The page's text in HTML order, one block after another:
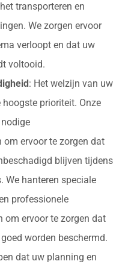
transporteren en
We zorgen ervoor
verloopt en dat uw
voltooid.
: Het welzijn van uw
prioriteit. Onze
ervoor te zorgen dat
blijven tijdens
We hanteren speciale
professionele
om ervoor te zorgen dat
worden beschermd.
dat uw planning en